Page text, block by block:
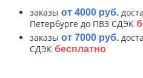
заказы от 4000 руб.
Петербурге до ПВЗ СДЭК
заказы от 7000 руб.
СДЭК бесплатно